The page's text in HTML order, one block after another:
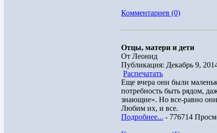
Комментариев (0)
Отцы, матери и дети
От Леонид
Публикация: Декабрь 9,
Распечатать
Еще вчера они были
потребность быть рядом,
знающие». Но все-равно
Любим их, и все.
Подробнее... - 776714